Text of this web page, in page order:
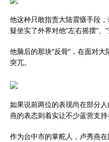
他这种只敢指责大陆震慑手段
疑坐实了外界对他“左右摇摆”、“
他脑后的那块“反骨”，在面对
突兀。
如果说前两位的表现尚在部分
燕的表态则着实让不少蓝营支持
作为台中市的掌舵人，卢秀燕